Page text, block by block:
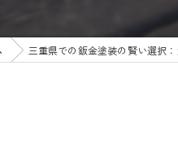
三重県での鈑金塗装の賢い選択